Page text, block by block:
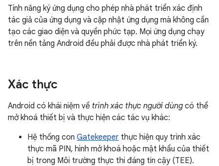
Tính năng ký ứng dụng cho phép nhà phát triển xác định
tác giả của ứng dụng và cập nhật ứng dụng mà không cần
tạo các giao diện và quyền phức tạp. Mọi ứng dụng chạy
trên nền tảng Android đều phải được nhà phát triển ký.
Xác thực
Android có khái niệm về trình xác thực người dùng có thể
mở khoá thiết bị và thực hiện các tác vụ khác:
Hệ thống con Gatekeeper thực hiện quy trình xác
thực mã PIN, hình mở khoá hoặc mật khẩu của thiết
bị trong Môi trường thực thi đáng tin cậy (TEE).